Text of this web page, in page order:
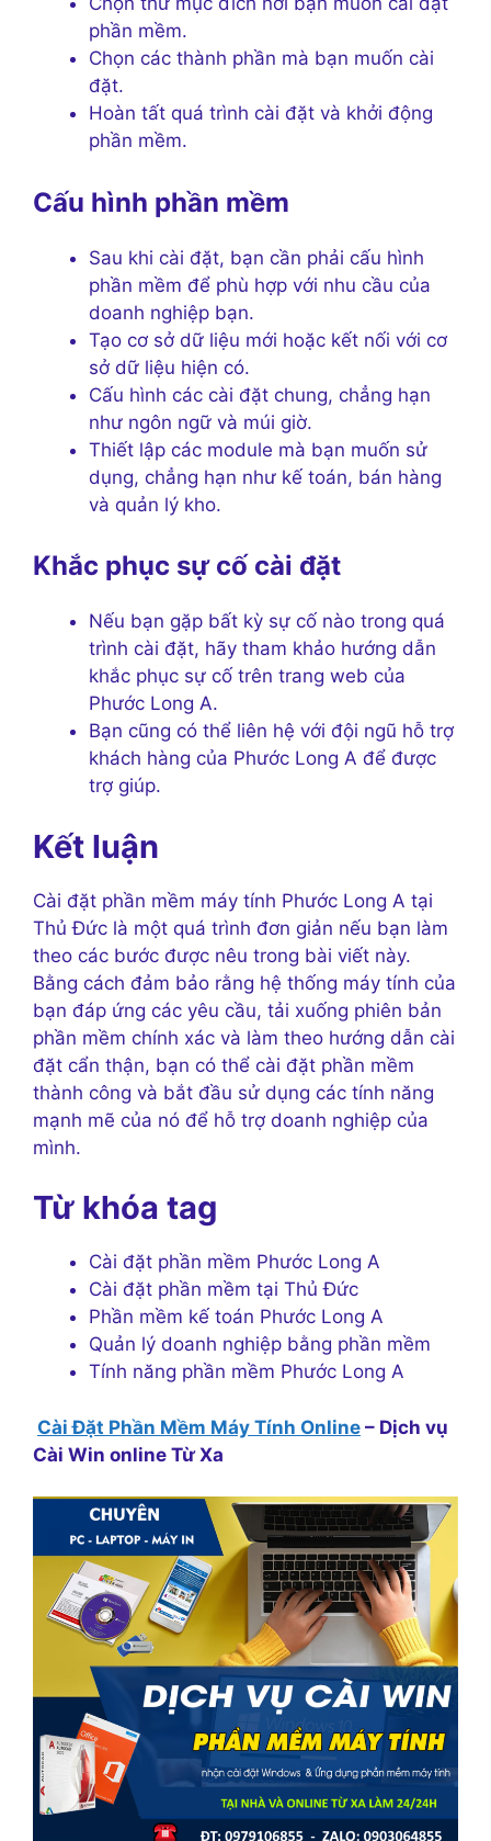
phần mềm.
Chọn các thành phần mà bạn muốn cài
đặt.
Hoàn tất quá trình cài đặt và khởi động
phần mềm.
Cấu hình phần mềm
Sau khi cài đặt, bạn cần phải cấu hình
phần mềm để phù hợp với nhu cầu của
doanh nghiệp bạn.
Tạo cơ sở dữ liệu mới hoặc kết nối với cơ
sở dữ liệu hiện có.
Cấu hình các cài đặt chung, chẳng hạn
như ngôn ngữ và múi giờ.
Thiết lập các module mà bạn muốn sử
dụng, chẳng hạn như kế toán, bán hàng
và quản lý kho.
Khắc phục sự cố cài đặt
Nếu bạn gặp bất kỳ sự cố nào trong quá
trình cài đặt, hãy tham khảo hướng dẫn
khắc phục sự cố trên trang web của
Phước Long A.
Bạn cũng có thể liên hệ với đội ngũ hỗ trợ
khách hàng của Phước Long A để được
trợ giúp.
Kết luận
Cài đặt phần mềm máy tính Phước Long A tại
Thủ Đức là một quá trình đơn giản nếu bạn làm
theo các bước được nêu trong bài viết này.
Bằng cách đảm bảo rằng hệ thống máy tính của
bạn đáp ứng các yêu cầu, tải xuống phiên bản
phần mềm chính xác và làm theo hướng dẫn cài
đặt cẩn thận, bạn có thể cài đặt phần mềm
thành công và bắt đầu sử dụng các tính năng
mạnh mẽ của nó để hỗ trợ doanh nghiệp của
mình.
Từ khóa tag
Cài đặt phần mềm Phước Long A
Cài đặt phần mềm tại Thủ Đức
Phần mềm kế toán Phước Long A
Quản lý doanh nghiệp bằng phần mềm
Tính năng phần mềm Phước Long A
Cài Đặt Phần Mềm Máy Tính Online – Dịch vụ
Cài Win online Từ Xa